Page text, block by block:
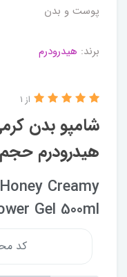
پوست و بدن
برند: هیدرودرم
شامپو بدن
هیدرودرم حجم 500 میلی لیتر
از 1
Creamy
Gel 500ml
کد محصول